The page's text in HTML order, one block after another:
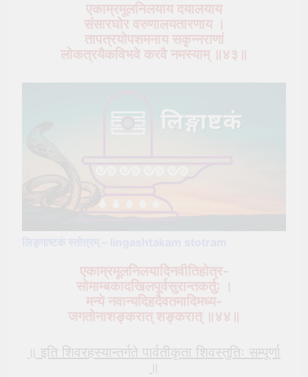
एकाम्रमूलनिलयाय दयालयाय
संसारघोर वरुणालयतारणाय ।
तापत्रयोपशमनाय सकृन्नराणां
लोकत्रयैकविभवे करवै नमस्याम् ॥४३॥
एकाम्रमूलनिलयादिनवीतिहोत्र-
सोमाम्बकादखिलपूर्वसुरान्तकर्तुः ।
मन्ये नवान्यदिहदैवतमादिमध्य-
जगतोनाशङ्करात् शङ्करात् ॥४४॥
॥ इति शिवरहस्यान्तर्गते पार्वतीकृता शिवस्तुतिः सम्पूर्णा
॥